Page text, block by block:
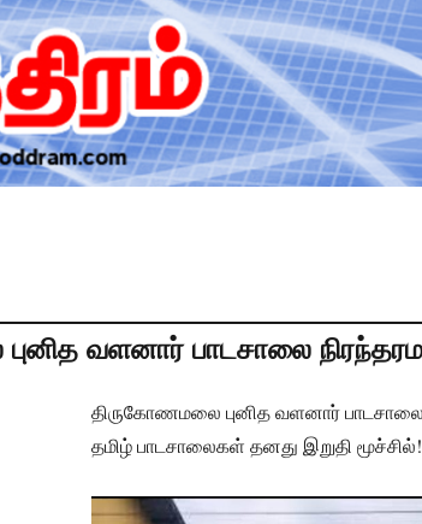
வளனார் பாடசாலை
திருகோணமலை புனித வளனார் பாடசாலை
தமிழ் பாடசாலைகள் தனது இறுதி மூச்சில்!